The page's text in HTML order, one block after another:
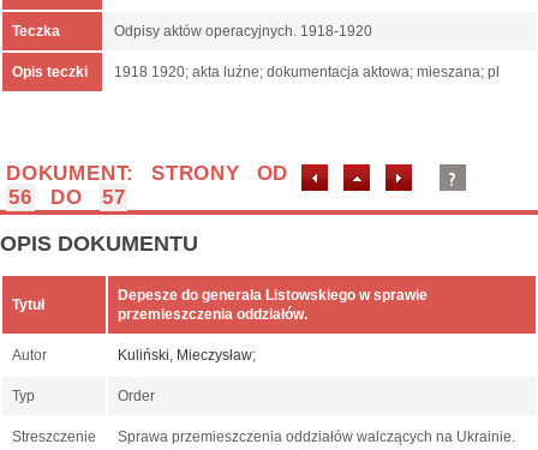
Teczka Odpisy aktów operacyjnych. 1918-1920
Opis teczki 1918 1920; akta luźne; dokumentacja aktowa; mieszana; pl
DOKUMENT: STRONY OD
56
DO 57
OPIS DOKUMENTU
Tytuł
Depesze do generała Listowskiego w sprawie
przemieszczenia oddziałów.
Autor Kuliński, Mieczysław;
Typ Order
Streszczenie Sprawa przemieszczenia oddziałów walczących na Ukrainie.